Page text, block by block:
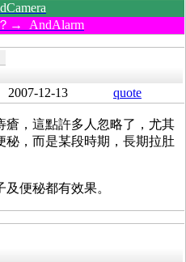
→ AndAlarm
2007-12-13 quote
瘡，這點許多人忽略了，尤其
秘，而是某段時期，長期拉肚
便秘都有效果。